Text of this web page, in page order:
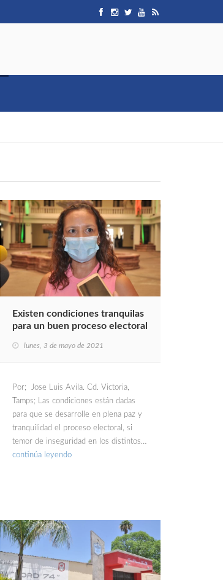
Existen condiciones tranquilas
para un buen proceso electoral
lunes, 3 de mayo de 2021
Por; Jose Luis Avila. Cd. Victoria,
Tamps; Las condiciones están dadas
para que se desarrolle en plena paz y
tranquilidad el proceso electoral, si
temor de inseguridad en los distintos…
continúa leyendo